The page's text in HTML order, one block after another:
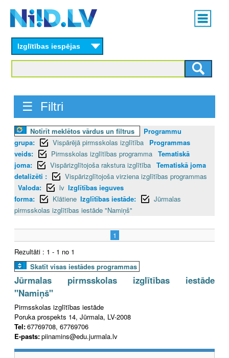
content
Main
menu
Izglītības iespējas
☰ Filtri
Notīrīt meklētos vārdus un filtrus
Programmu
grupa:
Vispārējā pirmsskolas izglītība
Programmas
veids:
Pirmsskolas izglītības programma Tematiskā
joma:
Vispārizglītojoša rakstura izglītība Tematiskā joma
detalizēti :
Vispārizglītojoša virziena izglītības programmas
Valoda:
lv Izglītības ieguves
forma:
Klātiene Izglītības iestāde:
Jūrmalas
pirmsskolas izglītības iestāde "Namiņš"
1
Rezultāti : 1 - 1 no 1
Skatīt visas iestādes programmas
Jūrmalas pirmsskolas izglītības iestāde
"Namiņš"
Pirmsskolas izglītības iestāde
Poruka prospekts 14, Jūrmala, LV-2008
Tel:67769708, 67769706
E-pasts:piinamins@edu.jurmala.lv